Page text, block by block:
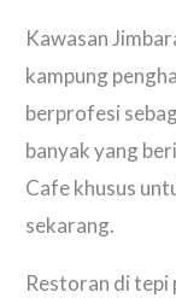
Kawasan
kampung
berprofesi
banyak yang
Cafe khusus
sekarang.
Restoran di tepi